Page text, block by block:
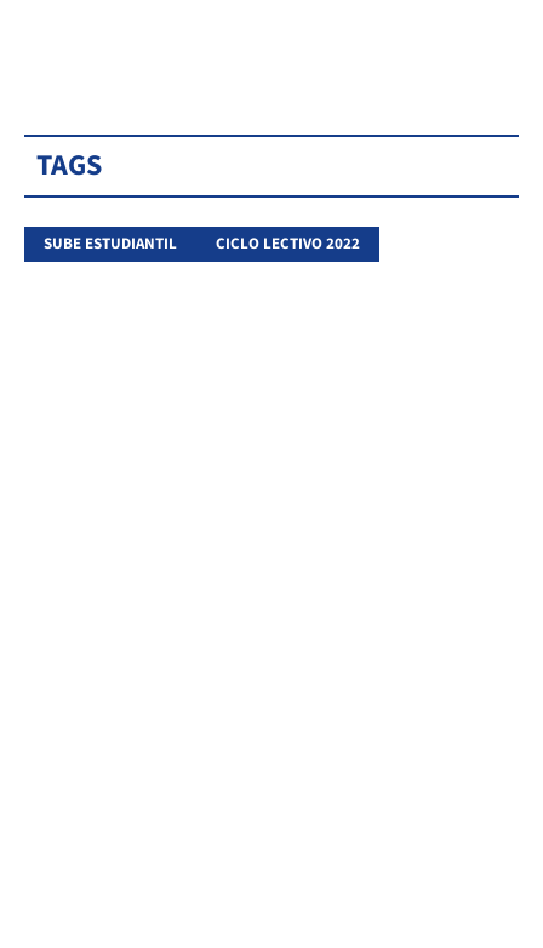
TAGS
SUBE ESTUDIANTIL CICLO LECTIVO 2022